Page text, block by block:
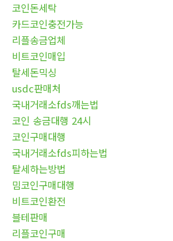
코인돈세탁
카드코인충전가능
리플송금업체
비트코인매입
탈세돈믹싱
usdc판매처
국내거래소fds깨는법
코인 송금대행 24시
코인구매대행
국내거래소fds피하는법
탈세하는방법
밈코인구매대행
비트코인환전
블테판매
리플코인구매